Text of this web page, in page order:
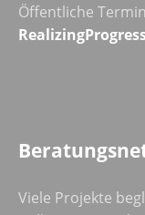
Öffentliche
Viele Projekte